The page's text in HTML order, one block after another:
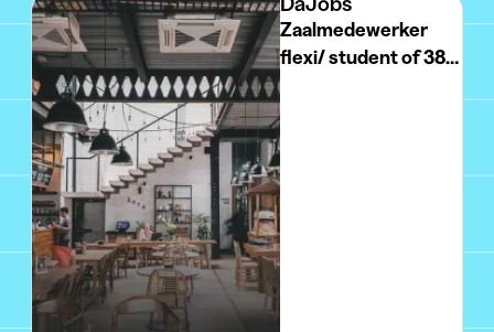
Zaalmedewerker
flexi/ student of 38